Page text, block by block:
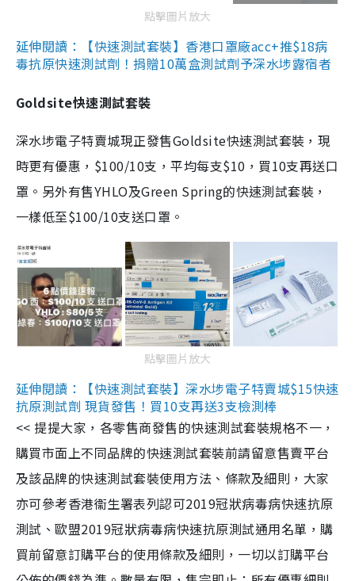
點擊圖片放大
延伸閱讀：【快速測試套裝】香港口罩廠acc+推$18病
毒抗原快速測試劑！捐贈10萬盒測試劑予深水埗露宿者
Goldsite快速測試套裝
深水埗電子特賣城現正發售Goldsite快速測試套裝，現
時更有優惠，$100/10支，平均每支$10，買10支再送口
罩。另外有售YHLO及Green Spring的快速測試套裝，
一樣低至$100/10支送口罩。
點擊圖片放大
延伸閱讀：【快速測試套裝】深水埗電子特賣城$15快速
抗原測試劑 現貨發售！買10支再送3支檢測棒
<< 提提大家，各零售商發售的快速測試套裝規格不一，
購買市面上不同品牌的快速測試套裝前請留意售賣平台
及該品牌的快速測試套裝使用方法、條款及細則，大家
亦可參考香港衞生署表列認可2019冠狀病毒病快速抗原
測試、歐盟2019冠狀病毒病快速抗原測試通用名單，購
買前留意訂購平台的使用條款及細則，一切以訂購平台